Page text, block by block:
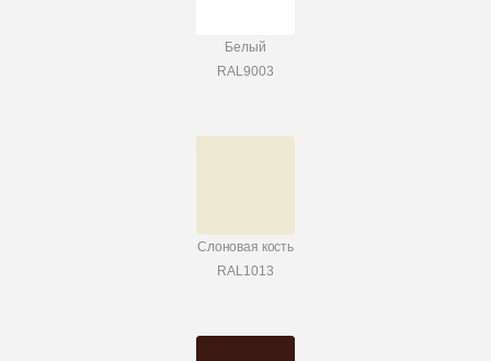
Белый
RAL9003
Слоновая кость
RAL1013